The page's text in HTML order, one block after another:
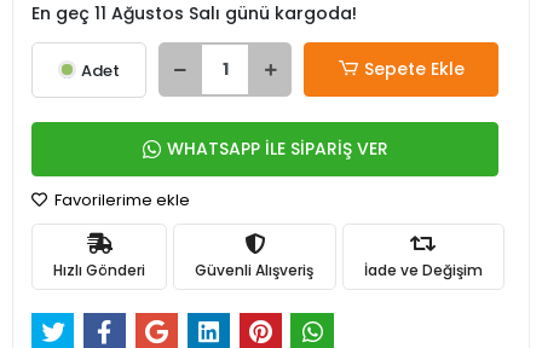
En geç 11 Ağustos Salı günü kargoda!
Adet Sepete Ekle
WHATSAPP İLE SİPARİŞ VER
Favorilerime ekle
Hızlı Gönderi Güvenli Alışveriş İade ve Değişim